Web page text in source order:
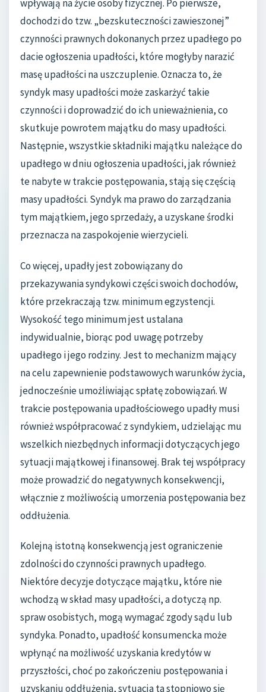
wpływają na życie osoby fizycznej. Po pierwsze,
dochodzi do tzw. „bezskuteczności zawieszonej”
czynności prawnych dokonanych przez upadłego po
dacie ogłoszenia upadłości, które mogłyby narazić
masę upadłości na uszczuplenie. Oznacza to, że
syndyk masy upadłości może zaskarżyć takie
czynności i doprowadzić do ich unieważnienia, co
skutkuje powrotem majątku do masy upadłości.
Następnie, wszystkie składniki majątku należące do
upadłego w dniu ogłoszenia upadłości, jak również
te nabyte w trakcie postępowania, stają się częścią
masy upadłości. Syndyk ma prawo do zarządzania
tym majątkiem, jego sprzedaży, a uzyskane środki
przeznacza na zaspokojenie wierzycieli.
Co więcej, upadły jest zobowiązany do
przekazywania syndykowi części swoich dochodów,
które przekraczają tzw. minimum egzystencji.
Wysokość tego minimum jest ustalana
indywidualnie, biorąc pod uwagę potrzeby
upadłego i jego rodziny. Jest to mechanizm mający
na celu zapewnienie podstawowych warunków życia,
jednocześnie umożliwiając spłatę zobowiązań. W
trakcie postępowania upadłościowego upadły musi
również współpracować z syndykiem, udzielając mu
wszelkich niezbędnych informacji dotyczących jego
sytuacji majątkowej i finansowej. Brak tej współpracy
może prowadzić do negatywnych konsekwencji,
włącznie z możliwością umorzenia postępowania bez
oddłużenia.
Kolejną istotną konsekwencją jest ograniczenie
zdolności do czynności prawnych upadłego.
Niektóre decyzje dotyczące majątku, które nie
wchodzą w skład masy upadłości, a dotyczą np.
spraw osobistych, mogą wymagać zgody sądu lub
syndyka. Ponadto, upadłość konsumencka może
wpłynąć na możliwość uzyskania kredytów w
przyszłości, choć po zakończeniu postępowania i
uzyskaniu oddłużenia, sytuacja ta stopniowo się